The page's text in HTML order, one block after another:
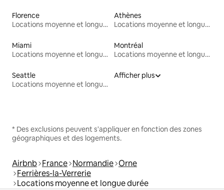
Florence
Locations moyenne et longue durée
Athènes
Locations moyenne et longue durée
Miami
Locations moyenne et longue durée
Montréal
Locations moyenne et longue durée
Seattle
Locations moyenne et longue durée
Afficher plus
* Des exclusions peuvent s'appliquer en fonction des zones
géographiques et des logements.
Airbnb France Normandie Orne
Ferrières-la-Verrerie
Locations moyenne et longue durée